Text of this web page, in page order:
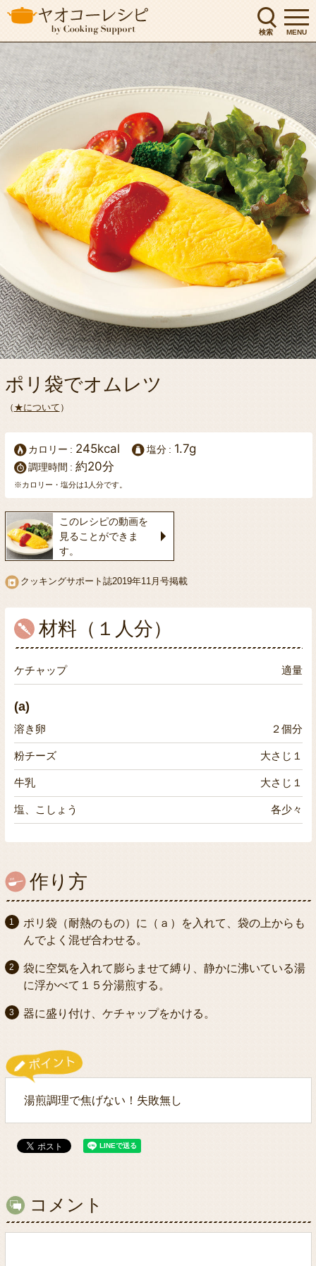
検索 MENU
ポリ袋でオムレツ
（ ★について ）
カロリー 245kcal 塩分 1.7g
調理時間 約20分
※カロリー・塩分は1人分です。
このレシピの動画を
見ることができま
す。
クッキングサポート誌2019年11月号掲載
材料（１人分）
ケチャップ 適量
(a)
溶き卵 ２個分
粉チーズ 大さじ１
牛乳 大さじ１
塩、こしょう 各少々
作り方
ポリ袋（耐熱のもの）に（ａ）を入れて、袋の上からも
んでよく混ぜ合わせる。
袋に空気を入れて膨らませて縛り、静かに沸いている湯
に浮かべて１５分湯煎する。
器に盛り付け、ケチャップをかける。
湯煎調理で焦げない！失敗無し
コメント